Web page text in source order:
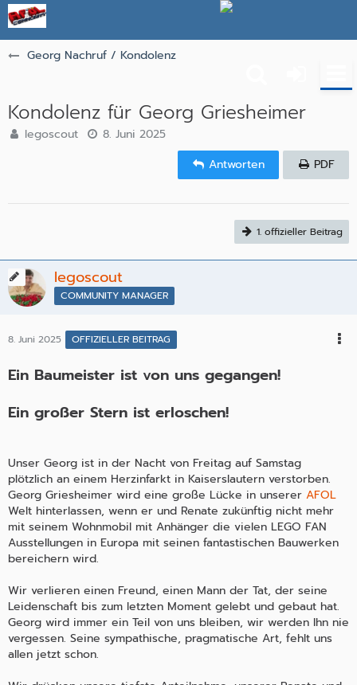
Georg Nachruf / Kondolenz
Kondolenz für Georg Griesheimer
legoscout
8. Juni 2025
Antworten
PDF
1. offizieller Beitrag
legoscout
COMMUNITY MANAGER
8. Juni 2025 OFFIZIELLER BEITRAG
Ein Baumeister ist von uns gegangen!
Ein großer Stern ist erloschen!
Unser Georg ist in der Nacht von Freitag auf Samstag
plötzlich an einem Herzinfarkt in Kaiserslautern verstorben.
Georg Griesheimer wird eine große Lücke in unserer AFOL
Welt hinterlassen, wenn er und Renate zukünftig nicht mehr
mit seinem Wohnmobil mit Anhänger die vielen LEGO FAN
Ausstellungen in Europa mit seinen fantastischen Bauwerken
bereichern wird.
Wir verlieren einen Freund, einen Mann der Tat, der seine
Leidenschaft bis zum letzten Moment gelebt und gebaut hat.
Georg wird immer ein Teil von uns bleiben, wir werden Ihn nie
vergessen. Seine sympathische, pragmatische Art, fehlt uns
allen jetzt schon.